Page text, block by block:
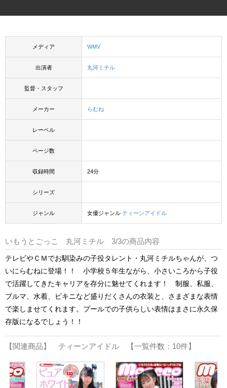
メディア WMV
出演者 丸河ミチル
監督・スタッフ
メーカー らむね
レーベル
ページ数
収録時間 24分
シリーズ
ジャンル 女優ジャンル ティーンアイドル
いもうとごっこ 丸河ミチル 3/3の商品内容
テレビやＣＭでお馴染みの子役タレント・丸河ミチルちゃんが、つ
いにらむねに登場！！ 小学校５年生ながら、小さいころから子役
で活躍してきたキャリアを存分に魅せてくれます！ 制服、私服、
ブルマ、水着、ビキニなど盛りだくさんの衣装と、さまざまな表情
で楽しませてくれます。プールでの子供らしい表情はまさに永久保
存版になるでしょう！！
【関連商品】 ティーンアイドル 【一覧件数：10件】